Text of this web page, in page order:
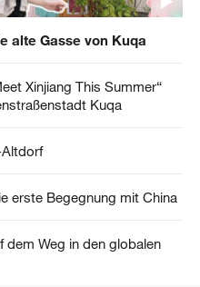
alte Gasse von Kuqa
Xinjiang This Summer“
Kuqa
erste Begegnung mit China
dem Weg in den globalen